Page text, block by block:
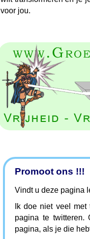
voor jou.
Promoot ons !!!
Vindt u deze pagina
Ik doe niet veel
pagina te
pagina, als je die